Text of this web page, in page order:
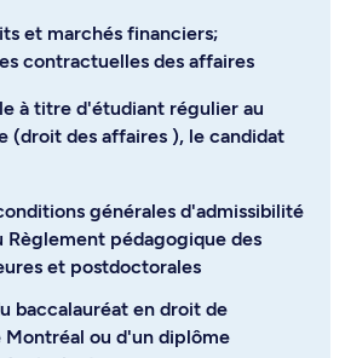
et marchés financiers;
contractuelles des affaires
à titre d'étudiant régulier au
(droit des affaires ), le candidat
générales d'admissibilité
Règlement pédagogique des
et postdoctorales
baccalauréat en droit de
Montréal ou d'un diplôme